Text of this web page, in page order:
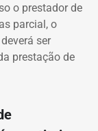
o prestador de
parcial, o
ser
prestação de